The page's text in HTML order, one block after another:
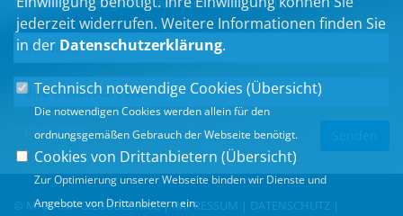
* Pflichtfeld
© MARTINA GIEßÜBEL MdL |IMPRESSUM DATENSCHUTZ
jederzeit widerrufen. Weitere Informationen finden Sie
in der Datenschutzerklärung.
Technisch notwendige Cookies (Übersicht)
Die notwendigen Cookies werden allein für den
ordnungsgemäßen Gebrauch der Webseite benötigt.
Cookies von Drittanbietern (Übersicht)
Zur Optimierung unserer Webseite binden wir Dienste und
Angebote von Drittanbietern ein.